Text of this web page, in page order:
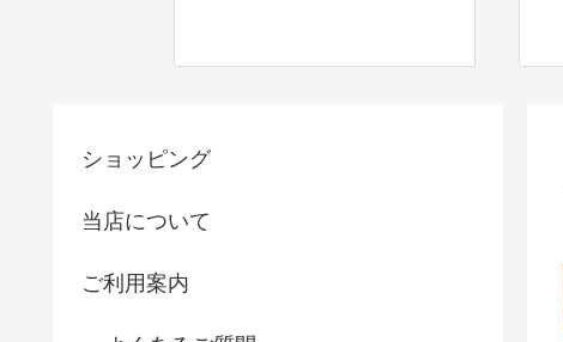
ショッピング
当店について
ご利用案内